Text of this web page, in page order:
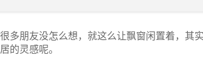
多朋友没怎么想，就这么让飘窗闲置着，其
的灵感呢。